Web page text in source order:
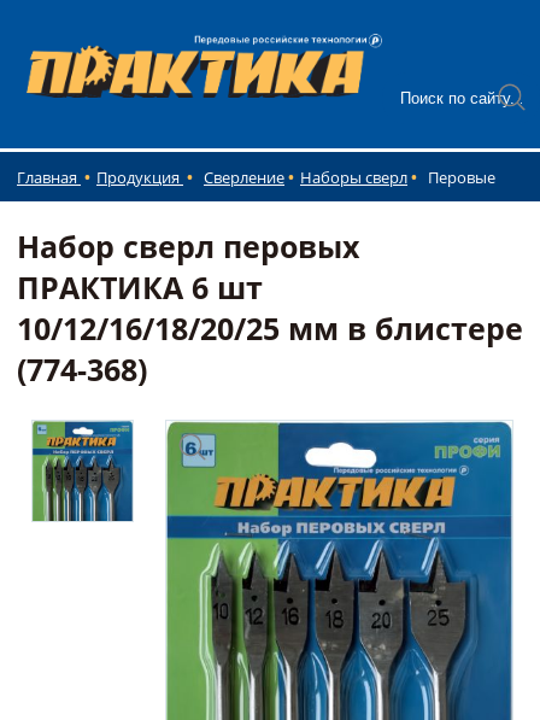
Главная Продукция Сверление Наборы сверл Перовые
Набор сверл перовых
ПРАКТИКА 6 шт
10/12/16/18/20/25 мм в блистере
(774-368)